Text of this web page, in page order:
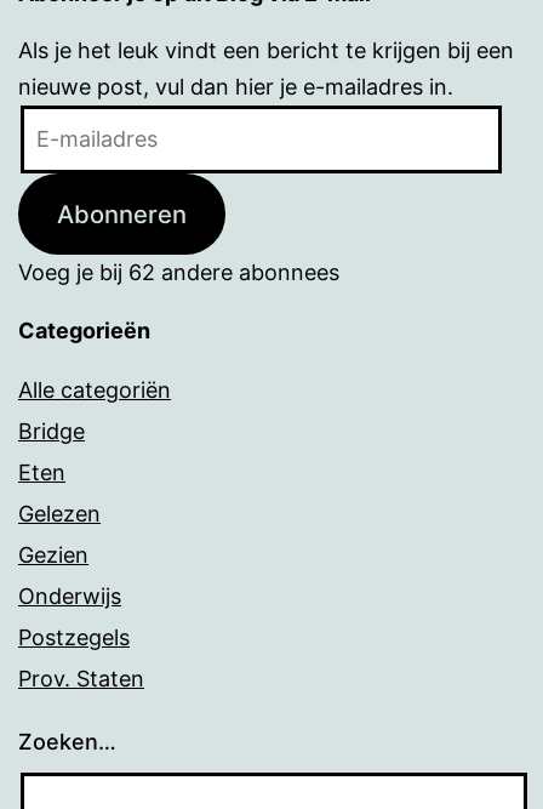
Als je het leuk vindt een bericht te krijgen bij een
nieuwe post, vul dan hier je e-mailadres in.
Abonneren
Voeg je bij 62 andere abonnees
Categorieën
Alle categoriën
Bridge
Eten
Gelezen
Gezien
Onderwijs
Postzegels
Prov. Staten
Zoeken…